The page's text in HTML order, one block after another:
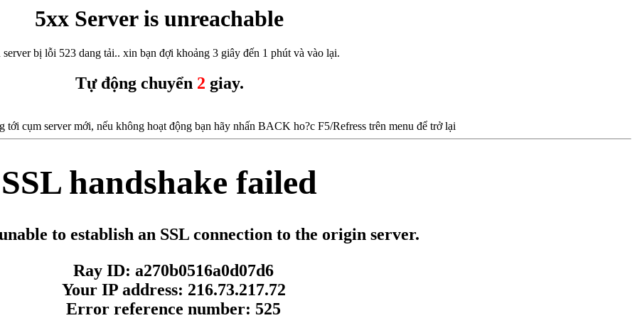
5xx Server is unreachable
server bị lỗi 523 dang tải.. xin bạn đợi khoảng 3 giây đến 1 phút và vào lại.
Tự động chuyển 2 giay.
tới cụm server mới, nếu không hoạt động bạn hãy nhấn BACK ho?c F5/Refress trên menu để trở lại
SSL handshake failed
to establish an SSL connection to the origin server.
Ray ID: a270b0516a0d07d6
Your IP address: 216.73.217.72
Error reference number: 525